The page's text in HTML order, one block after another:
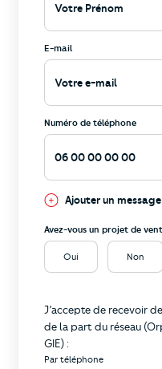
E-mail
Numéro de téléphone
Ajouter un message
Avez-vous un projet de
Oui Non
J’accepte de recevoir
de la part du réseau
GIE) :
Par téléphone